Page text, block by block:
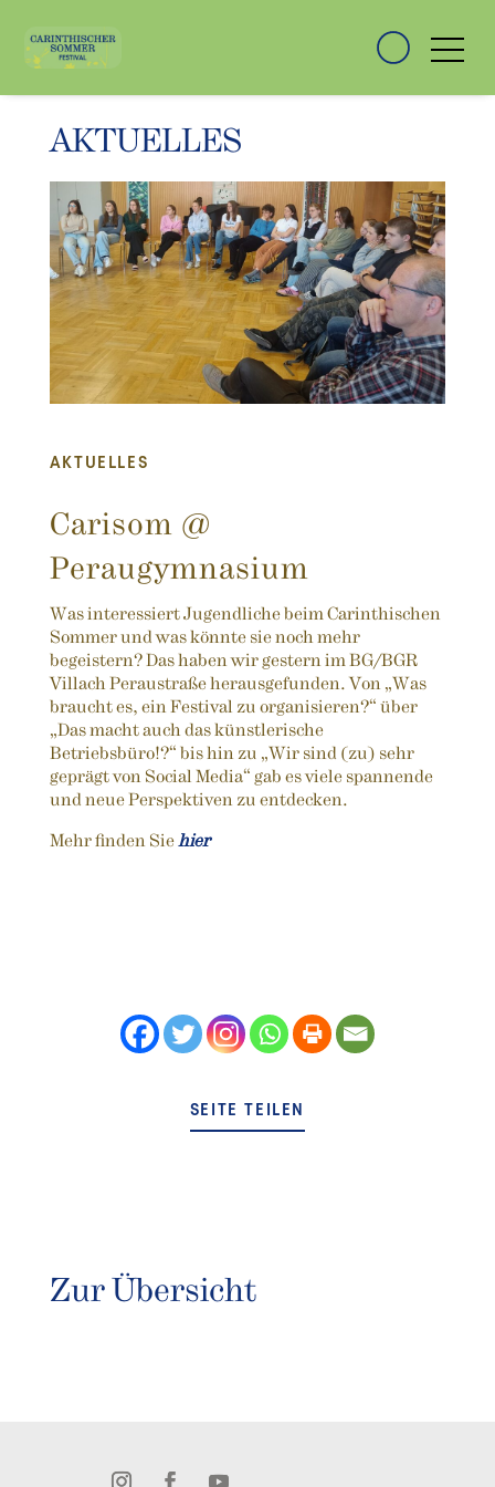
AKTUELLES
AKTUELLES
Carisom @
Peraugymnasium
Was interessiert Jugendliche beim Carinthischen
Sommer und was könnte sie noch mehr
begeistern? Das haben wir gestern im BG/BGR
Villach Peraustraße herausgefunden. Von „Was
braucht es, ein Festival zu organisieren?“ über
„Das macht auch das künstlerische
Betriebsbüro!?“ bis hin zu „Wir sind (zu) sehr
geprägt von Social Media“ gab es viele spannende
und neue Perspektiven zu entdecken.
Mehr finden Sie hier
SEITE TEILEN
Zur Übersicht